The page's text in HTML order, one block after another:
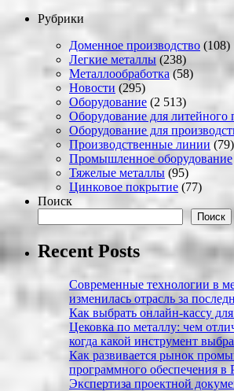
Рубрики
Доменное производство (108)
Легкие металлы (238)
Металлообработка(58)
Новости (295)
Оборудование (2 513)
Оборудование для литейного
Оборудование для
Производственные линии (79)
Промышленное оборудование
Тяжелые металлы (95)
Цинковое покрытие (77)
Поиск
Поиск
Recent Posts
Современные технологии в
изменилась отрасль за
Как выбрать онлайн-кассу
Цековка по металлу: чем
когда какой инструмент
Как развивается рынок
программного обеспечения в
Экспертиза проектной